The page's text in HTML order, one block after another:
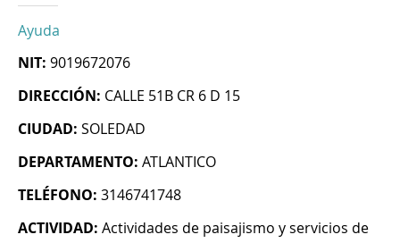
Ayuda
NIT: 9019672076
DIRECCIÓN: CALLE 51B CR 6 D 15
CIUDAD: SOLEDAD
DEPARTAMENTO: ATLANTICO
TELÉFONO: 3146741748
ACTIVIDAD: Actividades de paisajismo y servicios de